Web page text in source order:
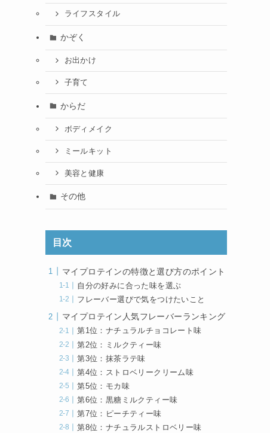
ライフスタイル
かぞく
お出かけ
子育て
からだ
ボディメイク
ミールキット
美容と健康
その他
目次
マイプロテインの特徴と選び方のポイント
自分の好みに合った味を選ぶ
フレーバー選びで気をつけたいこと
マイプロテイン人気フレーバーランキング
第1位：ナチュラルチョコレート味
第2位：ミルクティー味
第3位：抹茶ラテ味
第4位：ストロベリークリーム味
第5位：モカ味
第6位：黒糖ミルクティー味
第7位：ピーチティー味
第8位：ナチュラルストロベリー味